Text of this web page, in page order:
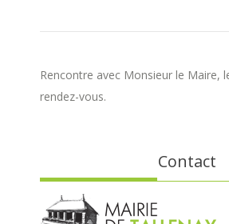
Rencontre avec Monsieur le Maire,
rendez-vous.
Contact